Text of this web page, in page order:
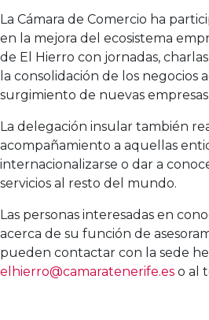
La Cámara de Comercio ha
en la mejora del ecosistema
de El Hierro con jornadas,
la consolidación de los negocios
surgimiento de nuevas
La delegación insular también
acompañamiento a aquellas
internacionalizarse o dar a
servicios al resto del mundo.
Las personas interesadas en
acerca de su función de
pueden contactar con la sede
elhierro@camaratenerife.es o al